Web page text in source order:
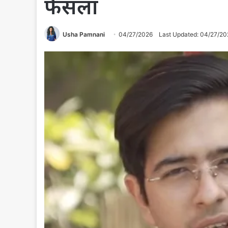
फैसला
Usha Pamnani 04/27/2026 Last Updated: 04/27/